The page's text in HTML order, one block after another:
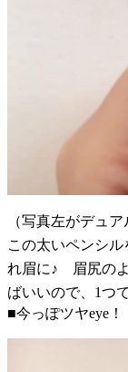
（写真左がデュ
この太いペンシ
れ眉に♪ 眉尻のよ
ばいいので、1つ
■今っぽツヤeye